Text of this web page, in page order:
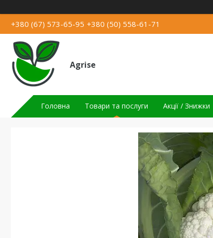
+380 (67) 573-65-95 +380 (50) 558-61-71
Agrise
Головна Товари та послуги Акції / Знижки